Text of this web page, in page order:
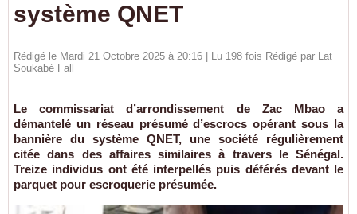
système QNET
Rédigé le Mardi 21 Octobre 2025 à 20:16 | Lu 198 fois Rédigé par Lat
Soukabé Fall
Le commissariat d’arrondissement de Zac Mbao a
démantelé un réseau présumé d’escrocs opérant sous la
bannière du système QNET, une société régulièrement
citée dans des affaires similaires à travers le Sénégal.
Treize individus ont été interpellés puis déférés devant le
parquet pour escroquerie présumée.